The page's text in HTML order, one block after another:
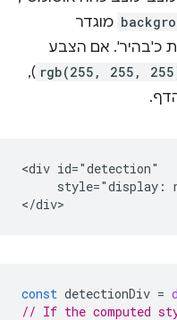
מוגדר
כ'בהיר'. אם הצבע
rgb(255, 255,
),
<div id="detection"
style="display:
const detectionDiv =
// If the computed